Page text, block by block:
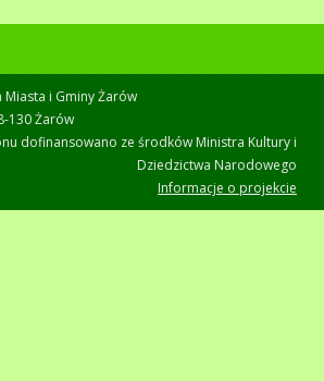
i Gminy Żarów
130 Żarów
dofinansowano ze środków Ministra Kultury i
Dziedzictwa Narodowego
Informacje o projekcie